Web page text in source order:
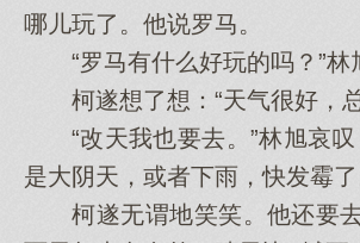
哪儿玩了。他说罗马。
“罗马有什么好玩的吗？”林
柯遂想了想：“天气很好，
“改天我也要去。”林旭哀叹
是大阴天，或者下雨，快发霉了
柯遂无谓地笑笑。他还要去